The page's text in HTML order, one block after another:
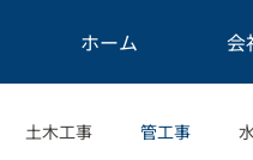
ホーム 会
土木工事 管工事